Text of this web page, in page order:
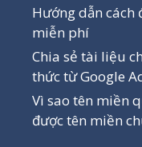
Hướng dẫn cách
miễn phí
Chia sẻ tài liệu
thức từ Google
Vì sao tên miền
được tên miền